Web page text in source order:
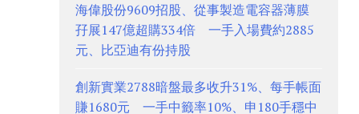
海偉股份9609招股、從事製造電容器薄膜
孖展147億超購334倍 一手入場費約2885
元、比亞迪有份持股
創新實業2788暗盤最多收升31%、每手帳面
賺1680元 一手中籤率10%、申180手穩中